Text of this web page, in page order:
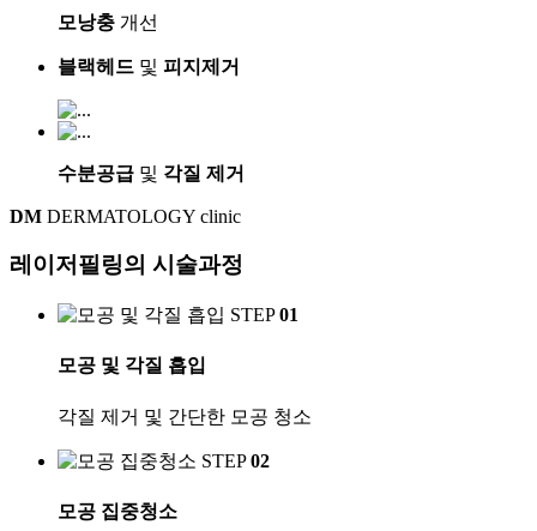
모낭충 개선
블랙헤드 및 피지제거
수분공급 및 각질 제거
DM DERMATOLOGY clinic
레이저필링의 시술과정
STEP01
모공 및 각질 흡입
각질 제거 및 간단한 모공 청소
STEP02
모공 집중청소